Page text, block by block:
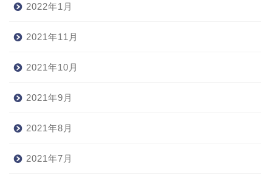
2022年1月
2021年11月
2021年10月
2021年9月
2021年8月
2021年7月